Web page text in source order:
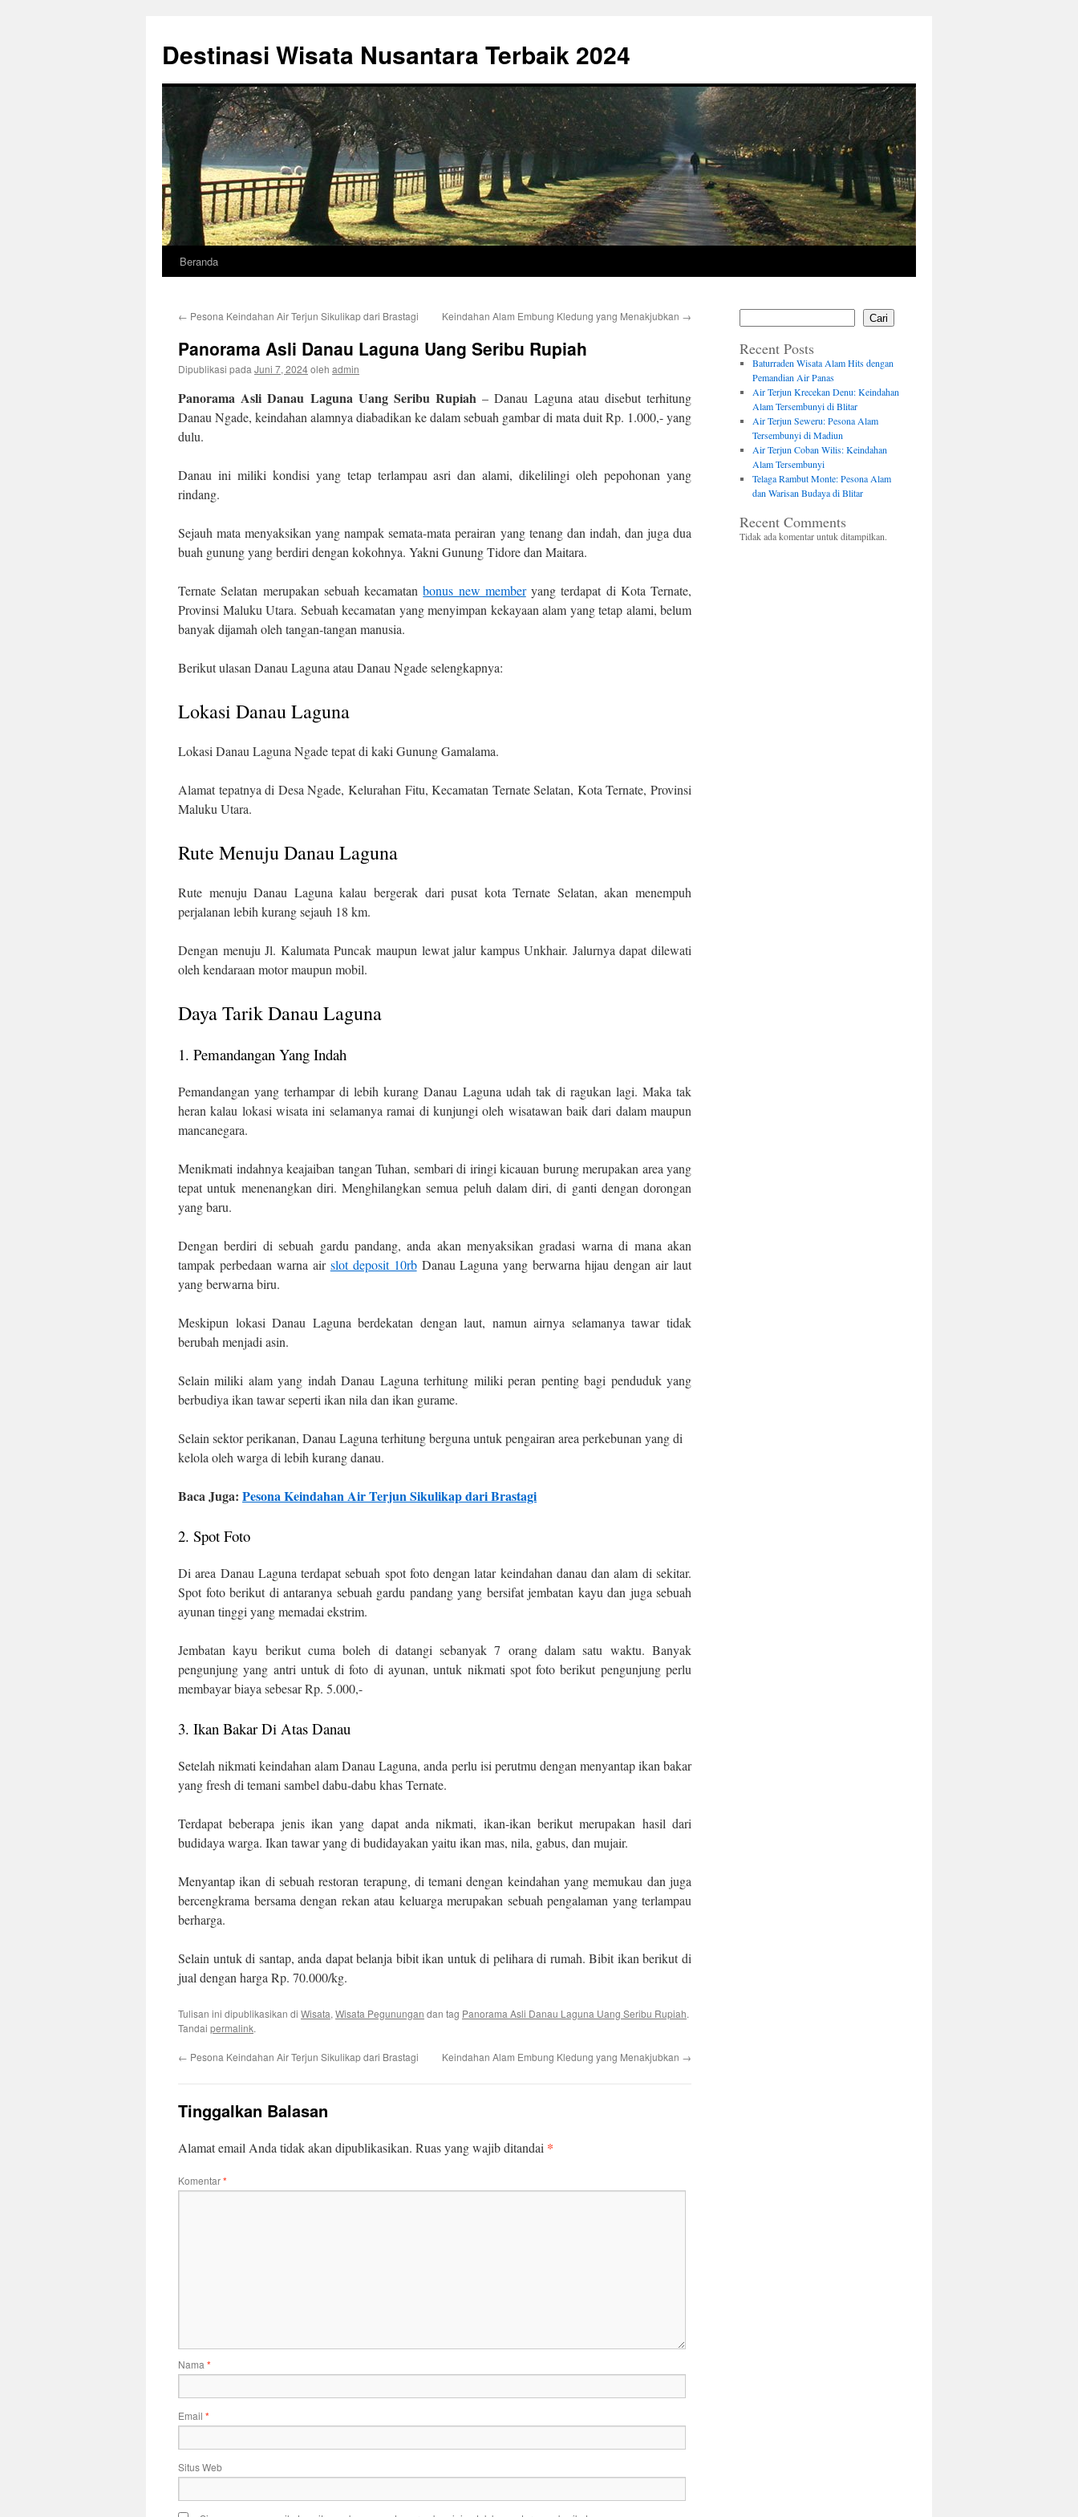
Destinasi Wisata Nusantara Terbaik 2024
Langsung
Beranda
← Pesona Keindahan Air Terjun Sikulikap dari Brastagi Keindahan Alam Embung Kledung yang Menakjubkan →
Panorama Asli Danau Laguna Uang Seribu Rupiah
Dipublikasi pada Juni 7, 2024oleh admin
Panorama Asli Danau Laguna Uang Seribu Rupiah – Danau Laguna atau disebut terhitung
Danau Ngade, keindahan alamnya diabadikan ke dalam sebuah gambar di mata duit Rp. 1.000,- yang
dulu.
Danau ini miliki kondisi yang tetap terlampau asri dan alami, dikelilingi oleh pepohonan yang
rindang.
Sejauh mata menyaksikan yang nampak semata-mata perairan yang tenang dan indah, dan juga dua
buah gunung yang berdiri dengan kokohnya. Yakni Gunung Tidore dan Maitara.
Ternate Selatan merupakan sebuah kecamatanbonus new memberyang terdapat di Kota Ternate,
Provinsi Maluku Utara. Sebuah kecamatan yang menyimpan kekayaan alam yang tetap alami, belum
banyak dijamah oleh tangan-tangan manusia.
Berikut ulasan Danau Laguna atau Danau Ngade selengkapnya:
Lokasi Danau Laguna
Lokasi Danau Laguna Ngade tepat di kaki Gunung Gamalama.
Alamat tepatnya di Desa Ngade, Kelurahan Fitu, Kecamatan Ternate Selatan, Kota Ternate, Provinsi
Maluku Utara.
Rute Menuju Danau Laguna
Rute menuju Danau Laguna kalau bergerak dari pusat kota Ternate Selatan, akan menempuh
perjalanan lebih kurang sejauh 18 km.
Dengan menuju Jl. Kalumata Puncak maupun lewat jalur kampus Unkhair. Jalurnya dapat dilewati
oleh kendaraan motor maupun mobil.
Daya Tarik Danau Laguna
1. Pemandangan Yang Indah
Pemandangan yang terhampar di lebih kurang Danau Laguna udah tak di ragukan lagi. Maka tak
heran kalau lokasi wisata ini selamanya ramai di kunjungi oleh wisatawan baik dari dalam maupun
mancanegara.
Menikmati indahnya keajaiban tangan Tuhan, sembari di iringi kicauan burung merupakan area yang
tepat untuk menenangkan diri. Menghilangkan semua peluh dalam diri, di ganti dengan dorongan
yang baru.
Dengan berdiri di sebuah gardu pandang, anda akan menyaksikan gradasi warna di mana akan
tampak perbedaan warna air slot deposit 10rbDanau Laguna yang berwarna hijau dengan air laut
yang berwarna biru.
Meskipun lokasi Danau Laguna berdekatan dengan laut, namun airnya selamanya tawar tidak
berubah menjadi asin.
Selain miliki alam yang indah Danau Laguna terhitung miliki peran penting bagi penduduk yang
berbudiya ikan tawar seperti ikan nila dan ikan gurame.
Selain sektor perikanan, Danau Laguna terhitung berguna untuk pengairan area perkebunan yang di
kelola oleh warga di lebih kurang danau.
Baca Juga: Pesona Keindahan Air Terjun Sikulikap dari Brastagi
2. Spot Foto
Di area Danau Laguna terdapat sebuah spot foto dengan latar keindahan danau dan alam di sekitar.
Spot foto berikut di antaranya sebuah gardu pandang yang bersifat jembatan kayu dan juga sebuah
ayunan tinggi yang memadai ekstrim.
Jembatan kayu berikut cuma boleh di datangi sebanyak 7 orang dalam satu waktu. Banyak
pengunjung yang antri untuk di foto di ayunan, untuk nikmati spot foto berikut pengunjung perlu
membayar biaya sebesar Rp. 5.000,-
3. Ikan Bakar Di Atas Danau
Setelah nikmati keindahan alam Danau Laguna, anda perlu isi perutmu dengan menyantap ikan bakar
yang fresh di temani sambel dabu-dabu khas Ternate.
Terdapat beberapa jenis ikan yang dapat anda nikmati, ikan-ikan berikut merupakan hasil dari
budidaya warga. Ikan tawar yang di budidayakan yaitu ikan mas, nila, gabus, dan mujair.
Menyantap ikan di sebuah restoran terapung, di temani dengan keindahan yang memukau dan juga
bercengkrama bersama dengan rekan atau keluarga merupakan sebuah pengalaman yang terlampau
berharga.
Selain untuk di santap, anda dapat belanja bibit ikan untuk di pelihara di rumah. Bibit ikan berikut di
jual dengan harga Rp. 70.000/kg.
Tulisan ini dipublikasikan di Wisata, Wisata Pegunungan dan tag Panorama Asli Danau Laguna Uang Seribu Rupiah.
Tandai permalink.
← Pesona Keindahan Air Terjun Sikulikap dari Brastagi Keindahan Alam Embung Kledung yang Menakjubkan →
Tinggalkan Balasan
Alamat email Anda tidak akan dipublikasikan. Ruas yang wajib ditandai *
Komentar*
Nama *
Email *
Situs Web
Cari
Recent Posts
Baturraden Wisata Alam Hits dengan
Pemandian Air Panas
Air Terjun Krecekan Denu: Keindahan
Alam Tersembunyi di Blitar
Air Terjun Seweru: Pesona Alam
Tersembunyi di Madiun
Air Terjun Coban Wilis: Keindahan
Alam Tersembunyi
Telaga Rambut Monte: Pesona Alam
dan Warisan Budaya di Blitar
Recent Comments
Tidak ada komentar untuk ditampilkan.